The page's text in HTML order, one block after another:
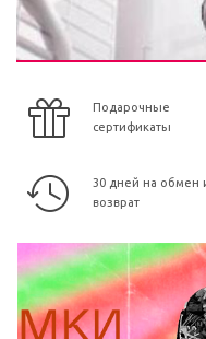
Подарочные
сертификаты
30 дней на обмен
возврат